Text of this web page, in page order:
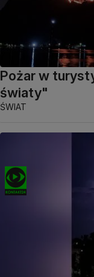
Pożar w
światy"
ŚWIAT